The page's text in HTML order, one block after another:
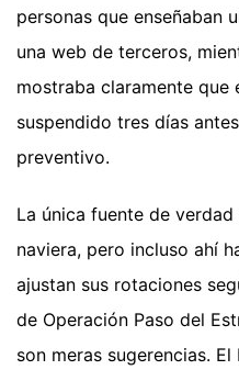
personas que enseñaban
una web de terceros,
mostraba claramente que
suspendido tres días
preventivo.
La única fuente de
naviera, pero incluso ahí
ajustan sus rotaciones
de Operación Paso del
son meras sugerencias.